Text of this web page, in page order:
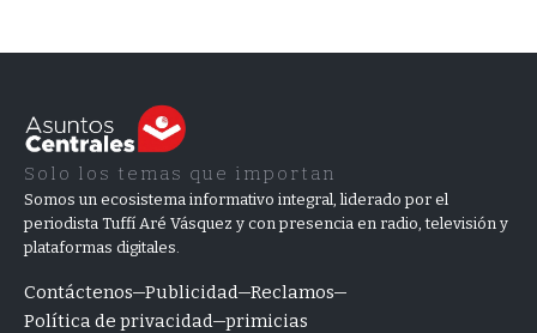
Solo los temas que importan
Somos un ecosistema informativo integral, liderado por el
periodista Tuffí Aré Vásquez y con presencia en radio, televisión y
plataformas digitales.
Contáctenos Publicidad Reclamos
Política de privacidad primicias